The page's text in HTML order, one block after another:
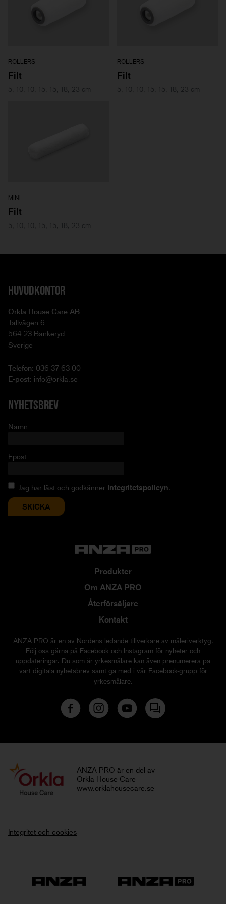
ROLLERS
Filt
5, 10, 10, 15, 15, 18, 23 cm
ROLLERS
Filt
5, 10, 10, 15, 15, 18, 23 cm
MINI
Filt
5, 10, 10, 15, 15, 18, 23 cm
HUVUDKONTOR
Orkla House Care AB
Tallvägen 6
564 23 Bankeryd
Sverige
Telefon: 036 37 63 00
E-post: info@orkla.se
NYHETSBREV
Namn
Epost
Jag har läst och godkänner Integritetspolicyn.
Produkter
Om ANZA PRO
Återförsäljare
Kontakt
ANZA PRO är en av Nordens ledande tillverkare av måleriverktyg.
Följ oss gärna på Facebook och Instagram för nyheter och
uppdateringar. Du som är yrkesmålare kan även prenumerera på
vårt digitala nyhetsbrev samt gå med i vår Facebook-grupp för
yrkesmålare.
ANZA PRO är en del av
Orkla House Care
www.orklahousecare.se
Integritet och cookies